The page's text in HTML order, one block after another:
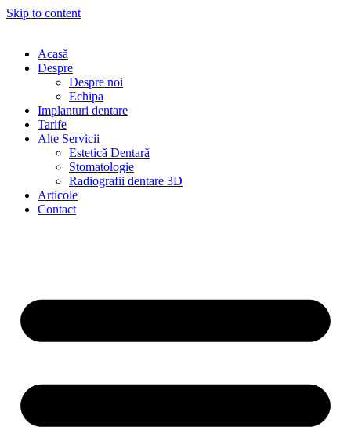
Skip to content
Acasă
Despre
Despre noi
Echipa
Implanturi dentare
Tarife
Alte Servicii
Estetică Dentară
Stomatologie
Radiografii dentare 3D
Articole
Contact